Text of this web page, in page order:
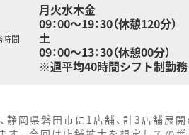
時間
月火水木金
09：00～19：30（休憩120分）
土
09：00～13：30（休憩00分）
※週平均40時間シフト制勤務
岡県磐田市に1店舗、計3店舗展開